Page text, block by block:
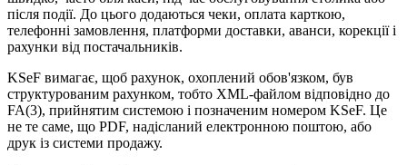
після події. До цього додаються чеки, оплата карткою,
телефонні замовлення, платформи доставки, аванси, корекції і
рахунки від постачальників.
KSeF вимагає, щоб рахунок, охоплений обов'язком, був
структурованим рахунком, тобто XML-файлом відповідно до
FA(3), прийнятим системою і позначеним номером KSeF. Це
не те саме, що PDF, надісланий електронною поштою, або
друк із системи продажу.